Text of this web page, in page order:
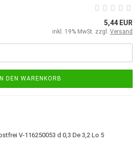
5,44 EUR
inkl. 19% MwSt. zzgl. Versand
IN DEN WARENKORB